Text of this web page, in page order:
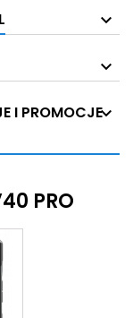
I PROMOCJE
PRO